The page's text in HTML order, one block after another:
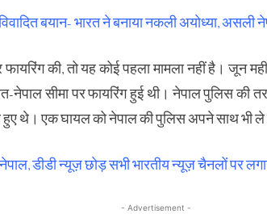
बयान- भारत ने बनाया नकली अयोध्या, असली
की, तो यह कोई पहला मामला नहीं है। जून
नेपाल सीमा पर फायरिंग हुई थी। नेपाल पुलिस
थे। एक घायल को नेपाल की पुलिस अपने साथ भी ले
डीडी न्यूज़ छोड़ सभी भारतीय न्यूज़ चैनलों पर
- Advertisement -